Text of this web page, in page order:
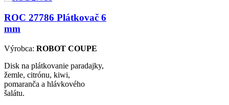
ROC 27786 Plátkovač 6
mm
Výrobca: ROBOT COUPE
Disk na plátkovanie paradajky,
žemle, citrónu, kiwi,
pomaranča a hlávkového
šalátu.